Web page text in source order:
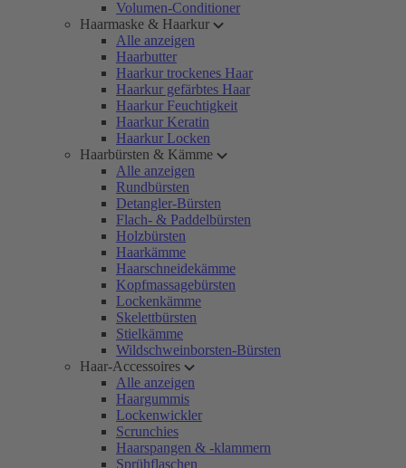
Volumen-Conditioner
Haarmaske & Haarkur
Alle anzeigen
Haarbutter
Haarkur trockenes Haar
Haarkur gefärbtes Haar
Haarkur Feuchtigkeit
Haarkur Keratin
Haarkur Locken
Haarbürsten & Kämme
Alle anzeigen
Rundbürsten
Detangler-Bürsten
Flach- & Paddelbürsten
Holzbürsten
Haarkämme
Haarschneidekämme
Kopfmassagebürsten
Lockenkämme
Skelettbürsten
Stielkämme
Wildschweinborsten-Bürsten
Haar-Accessoires
Alle anzeigen
Haargummis
Lockenwickler
Scrunchies
Haarspangen & -klammern
Sprühflaschen